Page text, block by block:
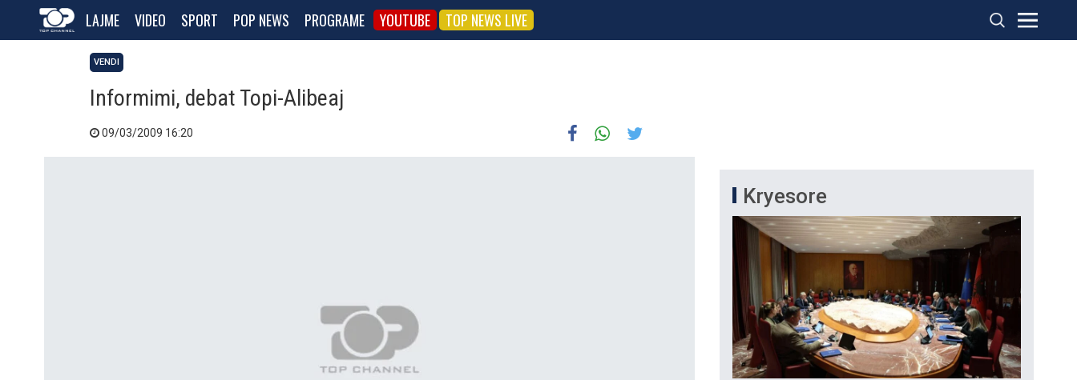
LAJME VIDEO SPORT POP NEWS PROGRAME YOUTUBE TOP NEWS LIVE
VENDI
Informimi, debat Topi-Alibeaj
09/03/2009 16:20
Kryesore